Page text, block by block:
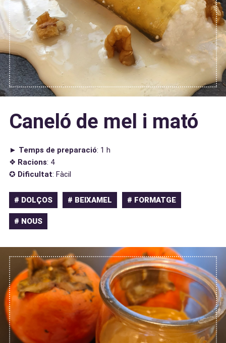
Caneló de mel i mató
► Temps de preparació: 1 h
❖ Racions: 4
✪ Dificultat: Fàcil
# DOLÇOS # BEIXAMEL # FORMATGE
# NOUS